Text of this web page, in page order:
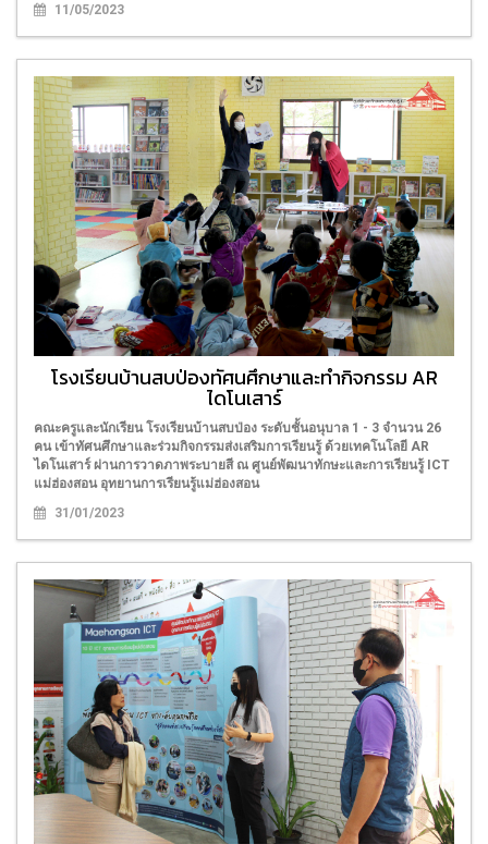
11/05/2023
โรงเรียนบ้านสบป่องทัศนศึกษาและทำกิจกรรม AR
ไดโนเสาร์
คณะครูและนักเรียน โรงเรียนบ้านสบป่อง ระดับชั้นอนุบาล 1 - 3 จำนวน 26
คน เข้าทัศนศึกษาและร่วมกิจกรรมส่งเสริมการเรียนรู้ ด้วยเทคโนโลยี AR
ไดโนเสาร์ ผ่านการวาดภาพระบายสี ณ ศูนย์พัฒนาทักษะและการเรียนรู้ ICT
แม่ฮ่องสอน อุทยานการเรียนรู้แม่ฮ่องสอน
31/01/2023